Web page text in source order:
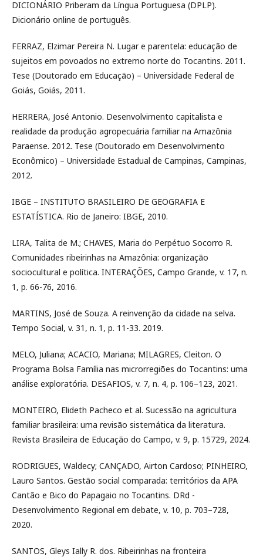
DICIONÁRIO Priberam da Língua Portuguesa (DPLP).
Dicionário online de português.
FERRAZ, Elzimar Pereira N. Lugar e parentela: educação de
sujeitos em povoados no extremo norte do Tocantins. 2011.
Tese (Doutorado em Educação) – Universidade Federal de
Goiás, Goiás, 2011.
HERRERA, José Antonio. Desenvolvimento capitalista e
realidade da produção agropecuária familiar na Amazônia
Paraense. 2012. Tese (Doutorado em Desenvolvimento
Econômico) – Universidade Estadual de Campinas, Campinas,
2012.
IBGE – INSTITUTO BRASILEIRO DE GEOGRAFIA E
ESTATÍSTICA. Rio de Janeiro: IBGE, 2010.
LIRA, Talita de M.; CHAVES, Maria do Perpétuo Socorro R.
Comunidades ribeirinhas na Amazônia: organização
sociocultural e política. INTERAÇÕES, Campo Grande, v. 17, n.
1, p. 66-76, 2016.
MARTINS, José de Souza. A reinvenção da cidade na selva.
Tempo Social, v. 31, n. 1, p. 11-33. 2019.
MELO, Juliana; ACACIO, Mariana; MILAGRES, Cleiton. O
Programa Bolsa Família nas microrregiões do Tocantins: uma
análise exploratória. DESAFIOS, v. 7, n. 4, p. 106–123, 2021.
MONTEIRO, Elideth Pacheco et al. Sucessão na agricultura
familiar brasileira: uma revisão sistemática da literatura.
Revista Brasileira de Educação do Campo, v. 9, p. 15729, 2024.
RODRIGUES, Waldecy; CANÇADO, Airton Cardoso; PINHEIRO,
Lauro Santos. Gestão social comparada: territórios da APA
Cantão e Bico do Papagaio no Tocantins. DRd -
Desenvolvimento Regional em debate, v. 10, p. 703–728,
2020.
SANTOS, Gleys Ially R. dos. Ribeirinhas na fronteira